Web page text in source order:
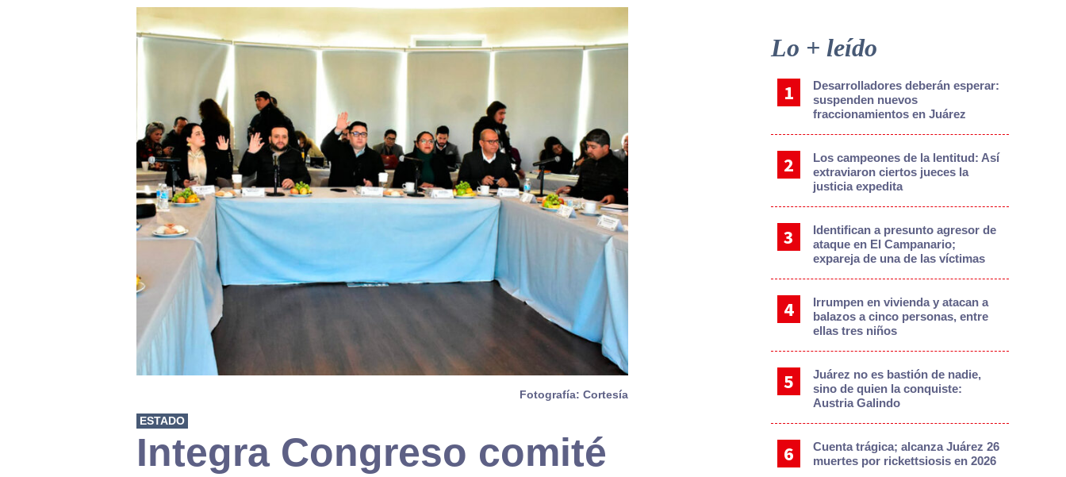
Fotografía: Cortesía
ESTADO
Integra Congreso comité
Sidebar
Lo + leído
Desarrolladores deberán esperar:
suspenden nuevos
fraccionamientos en Juárez
Los campeones de la lentitud: Así
extraviaron ciertos jueces la
justicia expedita
Identifican a presunto agresor de
ataque en El Campanario;
expareja de una de las víctimas
Irrumpen en vivienda y atacan a
balazos a cinco personas, entre
ellas tres niños
Juárez no es bastión de nadie,
sino de quien la conquiste:
Austria Galindo
Cuenta trágica; alcanza Juárez 26
muertes por rickettsiosis en 2026